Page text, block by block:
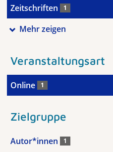
Zeitschriften 1
Mehr zeigen
Veranstaltungsart
Online 1
Zielgruppe
Autor*innen 1